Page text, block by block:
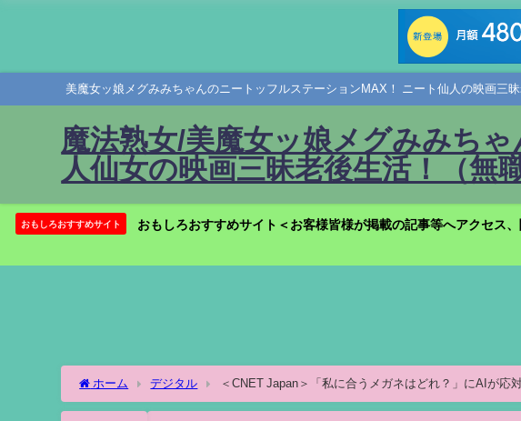
美魔女ッ娘メグみみちゃんのニートッフルステーションMAX！ ニート仙人の映画三
魔法熟女/美魔女ッ娘メグみみち
人仙女の映画三昧老後生活！（無
おもしろおすすめサイト
おもしろおすすめサイト＜お客様皆様が掲載の記事等へアクセス
ホーム デジタル ＜CNET Japan＞「私に合うメガネはどれ？」にAIが応